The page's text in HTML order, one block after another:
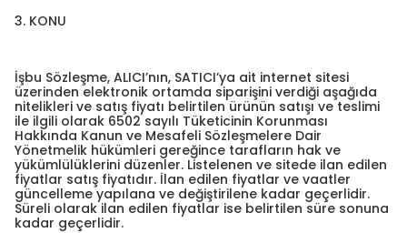
3. KONU
İşbu Sözleşme, ALICI’nın, SATICI’ya ait internet sitesi
üzerinden elektronik ortamda siparişini verdiği aşağıda
nitelikleri ve satış fiyatı belirtilen ürünün satışı ve teslimi
ile ilgili olarak 6502 sayılı Tüketicinin Korunması
Hakkında Kanun ve Mesafeli Sözleşmelere Dair
Yönetmelik hükümleri gereğince tarafların hak ve
yükümlülüklerini düzenler. Listelenen ve sitede ilan edilen
fiyatlar satış fiyatıdır. İlan edilen fiyatlar ve vaatler
güncelleme yapılana ve değiştirilene kadar geçerlidir.
Süreli olarak ilan edilen fiyatlar ise belirtilen süre sonuna
kadar geçerlidir.